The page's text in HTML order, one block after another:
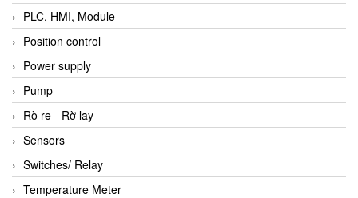
PLC, HMI, Module
Position control
Power supply
Pump
Rò re - Rờ lay
Sensors
Switches/ Relay
Temperature Meter